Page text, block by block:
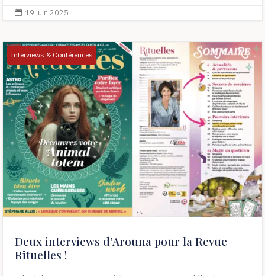
 19 juin 2025
Interviews & Conférences
Deux interviews d’Arouna pour la Revue
Rituelles !